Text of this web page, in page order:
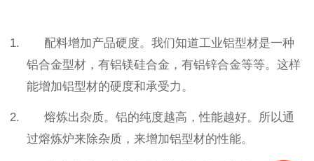
1. 配料增加产品硬度。我们知道工业铝型材是一种
铝合金型材，有铝镁硅合金，有铝锌合金等等。这样
能增加铝型材的硬度和承受力。
2. 熔炼出杂质。铝的纯度越高，性能越好。所以通
过熔炼炉来除杂质，来增加铝型材的性能。